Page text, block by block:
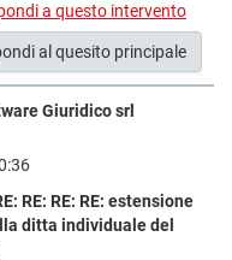
a questo intervento
al quesito principale
Giuridico srl
RE: RE: RE: estensione
ditta individuale del